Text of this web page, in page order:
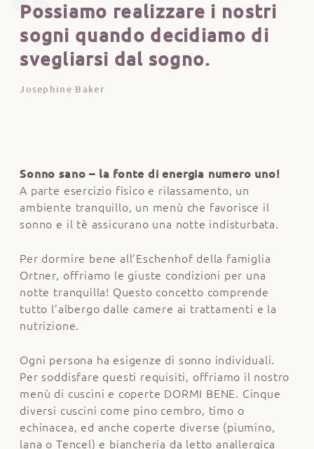
Possiamo realizzare i nostri
sogni quando decidiamo di
svegliarsi dal sogno.
Josephine Baker
Sonno sano – la fonte di energia numero uno!
A parte esercizio fisico e rilassamento, un
ambiente tranquillo, un menù che favorisce il
sonno e il tè assicurano una notte indisturbata.
Per dormire bene all’Eschenhof della famiglia
Ortner, offriamo le giuste condizioni per una
notte tranquilla! Questo concetto comprende
tutto l’albergo dalle camere ai trattamenti e la
nutrizione.
Ogni persona ha esigenze di sonno individuali.
Per soddisfare questi requisiti, offriamo il nostro
menù di cuscini e coperte DORMI BENE. Cinque
diversi cuscini come pino cembro, timo o
echinacea, ed anche coperte diverse (piumino,
lana o Tencel) e biancheria da letto anallergica